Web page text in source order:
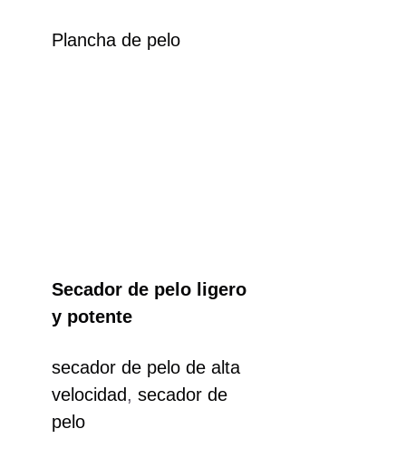
Plancha de pelo
Secador de pelo ligero
y potente
secador de pelo de alta
velocidad,secador de
pelo